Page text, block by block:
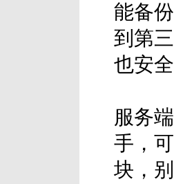
能备
到第
也安
服务
手，
块，